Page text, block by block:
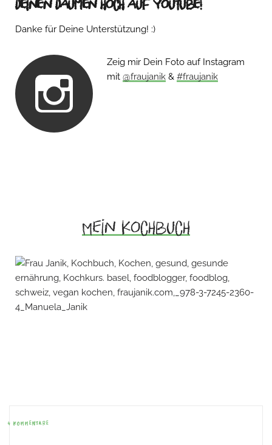
Danke für Deine Unterstützung! :)
Zeig mir Dein Foto auf Instagram
mit @fraujanik& #fraujanik
Mein Kochbuch
Navigation
4 KOMMENTARE